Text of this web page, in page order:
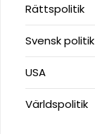
Rättspolitik
Svensk politik
USA
Världspolitik